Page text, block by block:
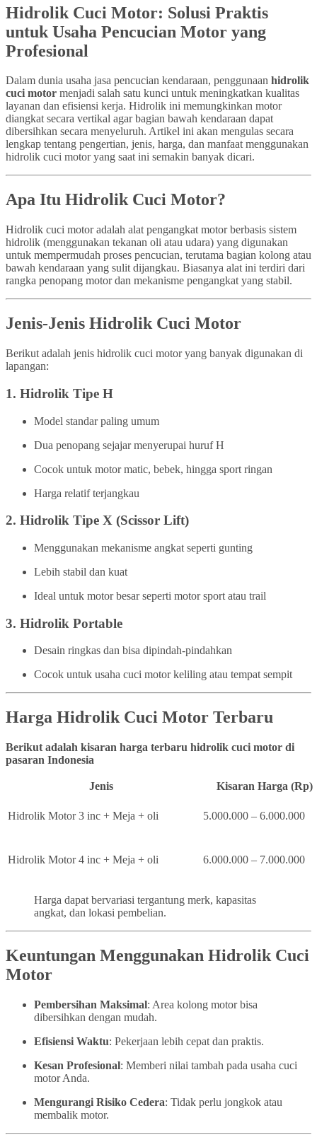
Hidrolik Cuci Motor: Solusi Praktis
untuk Usaha Pencucian Motor yang
Profesional
Dalam dunia usaha jasa pencucian kendaraan, penggunaan hidrolik
cuci motor menjadi salah satu kunci untuk meningkatkan kualitas
layanan dan efisiensi kerja. Hidrolik ini memungkinkan motor
diangkat secara vertikal agar bagian bawah kendaraan dapat
dibersihkan secara menyeluruh. Artikel ini akan mengulas secara
lengkap tentang pengertian, jenis, harga, dan manfaat menggunakan
hidrolik cuci motor yang saat ini semakin banyak dicari.
Apa Itu Hidrolik Cuci Motor?
Hidrolik cuci motor adalah alat pengangkat motor berbasis sistem
hidrolik (menggunakan tekanan oli atau udara) yang digunakan
untuk mempermudah proses pencucian, terutama bagian kolong atau
bawah kendaraan yang sulit dijangkau. Biasanya alat ini terdiri dari
rangka penopang motor dan mekanisme pengangkat yang stabil.
Jenis-Jenis Hidrolik Cuci Motor
Berikut adalah jenis hidrolik cuci motor yang banyak digunakan di
lapangan:
1. Hidrolik Tipe H
Model standar paling umum
Dua penopang sejajar menyerupai huruf H
Cocok untuk motor matic, bebek, hingga sport ringan
Harga relatif terjangkau
2. Hidrolik Tipe X (Scissor Lift)
Menggunakan mekanisme angkat seperti gunting
Lebih stabil dan kuat
Ideal untuk motor besar seperti motor sport atau trail
3. Hidrolik Portable
Desain ringkas dan bisa dipindah-pindahkan
Cocok untuk usaha cuci motor keliling atau tempat sempit
Harga Hidrolik Cuci Motor Terbaru
Berikut adalah kisaran harga terbaru hidrolik cuci motor di
pasaran Indonesia
Jenis Kisaran Harga (Rp)
Hidrolik Motor 3 inc + Meja + oli 5.000.000 – 6.000.000
Hidrolik Motor 4 inc + Meja + oli 6.000.000 – 7.000.000
Harga dapat bervariasi tergantung merk, kapasitas
angkat, dan lokasi pembelian.
Keuntungan Menggunakan Hidrolik Cuci
Motor
Pembersihan Maksimal: Area kolong motor bisa
dibersihkan dengan mudah.
Efisiensi Waktu: Pekerjaan lebih cepat dan praktis.
Kesan Profesional: Memberi nilai tambah pada usaha cuci
motor Anda.
Mengurangi Risiko Cedera: Tidak perlu jongkok atau
membalik motor.